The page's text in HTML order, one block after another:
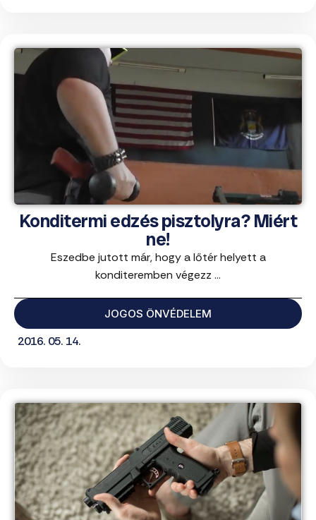
Konditermi edzés pisztolyra? Miért
ne!
Eszedbe jutott már, hogy a lőtér helyett a
konditeremben végezz ...
JOGOS ÖNVÉDELEM
2016. 05. 14.